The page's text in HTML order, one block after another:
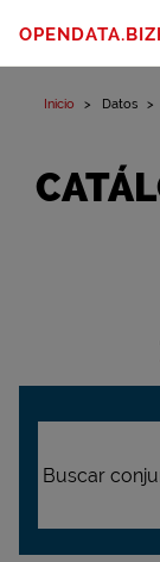
Inicio Datos